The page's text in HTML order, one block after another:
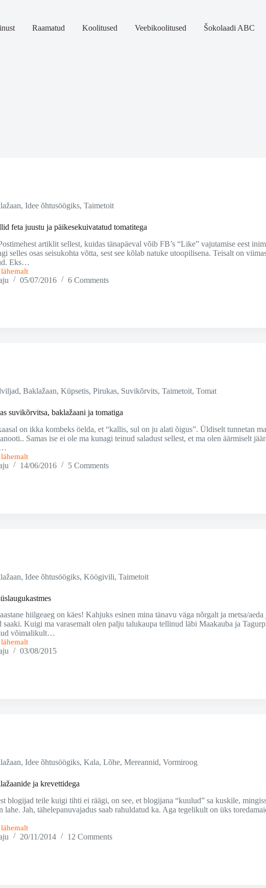
Raamatud Koolitused Veebikoolitused Šokolaadi ABC
,Idee õhtusöögiks,Taimetoit
feta juustu ja päikesekuivatatud tomatitega
artiklit sellest, kuidas tänapäeval võib FB’s “Like” vajutamise eest
selles osas seisukohta võtta, sest see kõlab natuke utoopilisena. Teisalt on
Eks…
05/07/2016 6 Comments
,Baklažaan,Küpsetis,Pirukas, Suvikõrvits,Taimetoit,Tomat
suvikõrvitsa, baklažaani ja tomatiga
on ikka kombeks öelda, et “kallis, sul on ju alati õigus”. Üldiselt tunnetan
Samas ise ei ole ma kunagi teinud saladust sellest, et ma olen äärmiselt
14/06/2016 5 Comments
,Idee õhtusöögiks,Köögivili,Taimetoit
hiilgeaeg on käes! Kahjuks esinen mina tänavu väga nõrgalt ja metsa/
saaki. Kuigi ma varasemalt olen palju talukaupa tellinud läbi Maakauba ja
võimalikult…
03/08/2015
,Idee õhtusöögiks,Kala,Lõhe,Mereannid,Vormiroog
ja krevettidega
blogijad teile kuigi tihti ei räägi, on see, et blogijana “kuulud” sa kuskile,
lahe. Jah, tähelepanuvajadus saab rahuldatud ka. Aga tegelikult on üks
20/11/2014 12 Comments